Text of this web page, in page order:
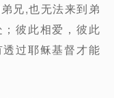
兄,也无法来到弟
彼此相爱，彼此
过耶稣基督才能